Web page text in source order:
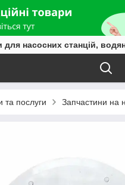
для насосних станцій,
та послуги Запчастини на